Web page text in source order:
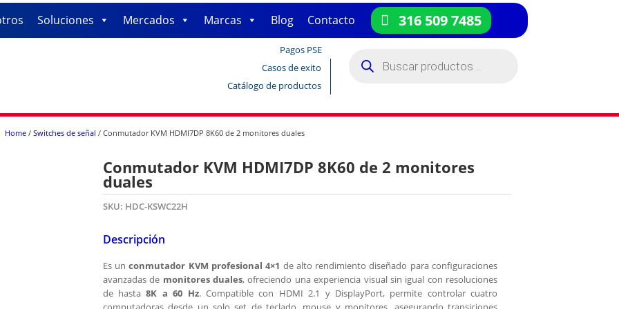
Soluciones Mercados Marcas Blog Contacto 316 509 7485
Pagos PSE
Casos de exito
Catálogo de productos
productos
Home / Switches de señal / Conmutador KVM HDMI7DP 8K60 de 2 monitores duales
Conmutador KVM HDMI7DP 8K60 de 2 monitores
duales
SKU: HDC-KSWC22H
Descripción
Es unconmutador KVM profesional 4×1 de alto rendimiento diseñado para configuraciones
avanzadas de monitores duales, ofreciendo una experiencia visual sin igual con resoluciones
de hasta8K a 60 Hz. Compatible con HDMI 2.1 y DisplayPort, permite controlar cuatro